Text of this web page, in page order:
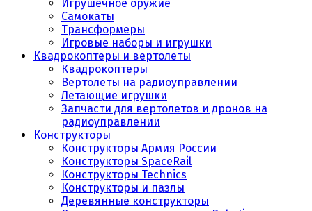
Игрушечное оружие
Самокаты
Трансформеры
Игровые наборы и игрушки
Квадрокоптеры и вертолеты
Квадрокоптеры
Вертолеты на радиоуправлении
Летающие игрушки
Запчасти для вертолетов и дронов на
радиоуправлении
Конструкторы
Конструкторы Армия России
Конструкторы SpaceRail
Конструкторы Technics
Конструкторы и пазлы
Деревянные конструкторы